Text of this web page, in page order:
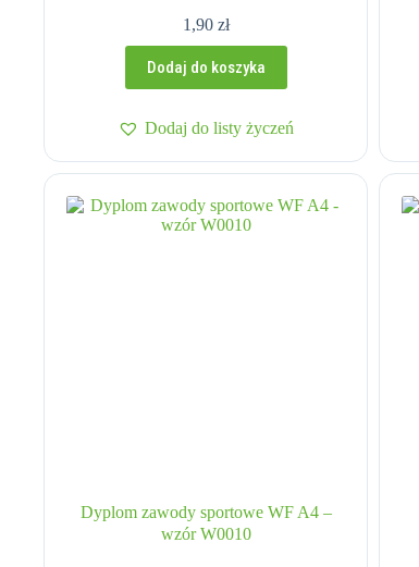
1,90 zł
Dodaj do koszyka
Dodaj do listy życzeń
Dyplom zawody sportowe WF A4 –
wzór W0010